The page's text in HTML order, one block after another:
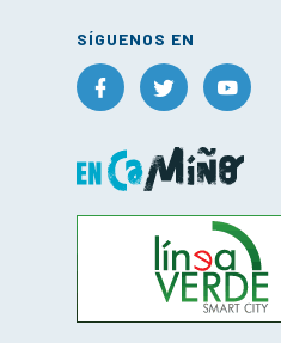
SÍGUENOS EN